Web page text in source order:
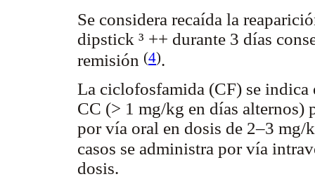
Se considera recaída la
dipstick ³ ++ durante 3 días
remisión (4).
La ciclofosfamida (CF) se indica
CC (> 1 mg/kg en días alternos)
por vía oral en dosis de 2–3 mg/
casos se administra por vía
dosis.